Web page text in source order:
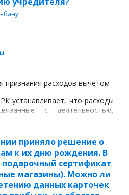
признания расходов вычетом
устанавливает, что расходы
с деятельностью,
с деятельностью
приняло решение о
к их дню рождения. В
подарочный сертификат
магазины). Можно ли
данных карточек